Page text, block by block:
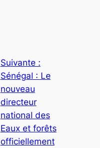
Suivante :
Sénégal : Le
nouveau
directeur
national des
Eaux et forêts
officiellement